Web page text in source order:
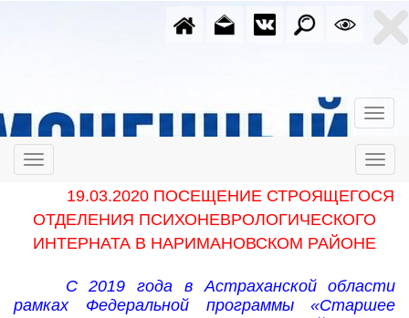
19.03.2020 ПОСЕЩЕНИЕ СТРОЯЩЕГОСЯ
ОТДЕЛЕНИЯ ПСИХОНЕВРОЛОГИЧЕСКОГО
ИНТЕРНАТА В НАРИМАНОВСКОМ РАЙОНЕ
С 2019 года в Астраханской области
рамках Федеральной программы «Старшее